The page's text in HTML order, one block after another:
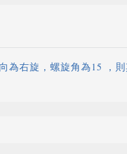
右旋，螺旋角為15 ，